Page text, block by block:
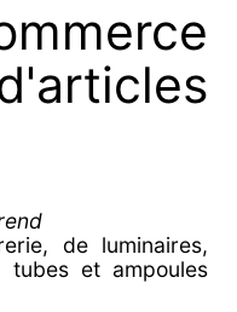
de luminaires,
tubes et ampoules